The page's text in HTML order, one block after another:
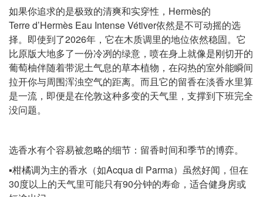
如果你追求的是极致的清爽和实穿性，Hermès的
Terre d’Hermès Eau Intense Vétiver依然是不可动摇的选
择。即使到了2026年，它在木质调里的地位依然稳固。它
比原版大地多了一份冷冽的绿意，喷在身上就像是刚切开的
葡萄柚伴随着带泥土气息的草本植物，在闷热的室外能瞬间
拉开你与周围浑浊空气的距离。而且它的留香在淡香水里算
是一流，即便是在伦敦这种多变的天气里，支撑到下班完全
没问题。
选香水有个容易被忽略的细节：留香时间和季节的博弈。
▪️柑橘调为主的香水（如Acqua di Parma）虽然好闻，但在
30度以上的天气里可能只有90分钟的寿命，适合健身房或